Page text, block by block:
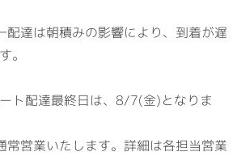
配達は朝積みの影響により、到着が遅
。
ト配達最終日は、8/7(金)となりま
営業いたします。詳細は各担当営業